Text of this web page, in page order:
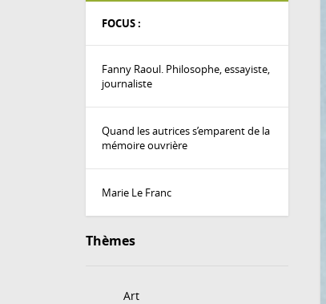
FOCUS :
Fanny Raoul. Philosophe, essayiste,
journaliste
Quand les autrices s’emparent de la
mémoire ouvrière
Marie Le Franc
Thèmes
Art